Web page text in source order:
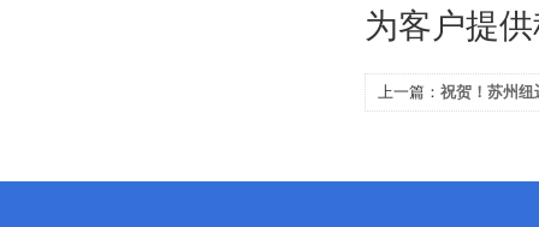
为客户提
上一篇： 祝贺！苏州纽